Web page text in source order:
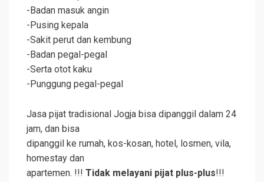
-Badan masuk angin
-Pusing kepala
-Sakit perut dan kembung
-Badan pegal-pegal
-Serta otot kaku
-Punggung pegal-pegal
Jasa pijat tradisional Jogja bisa dipanggil dalam 24
jam, dan bisa
dipanggil ke rumah, kos-kosan, hotel, losmen, vila,
homestay dan
apartemen. !!! Tidak melayani pijat plus-plus!!!